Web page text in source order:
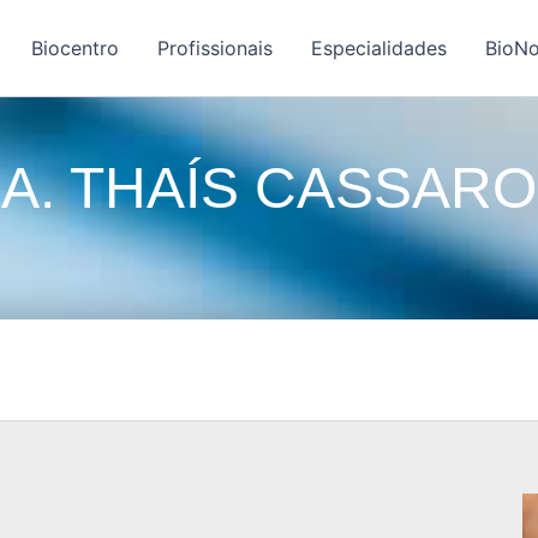
Biocentro Profissionais Especialidades
THAÍS